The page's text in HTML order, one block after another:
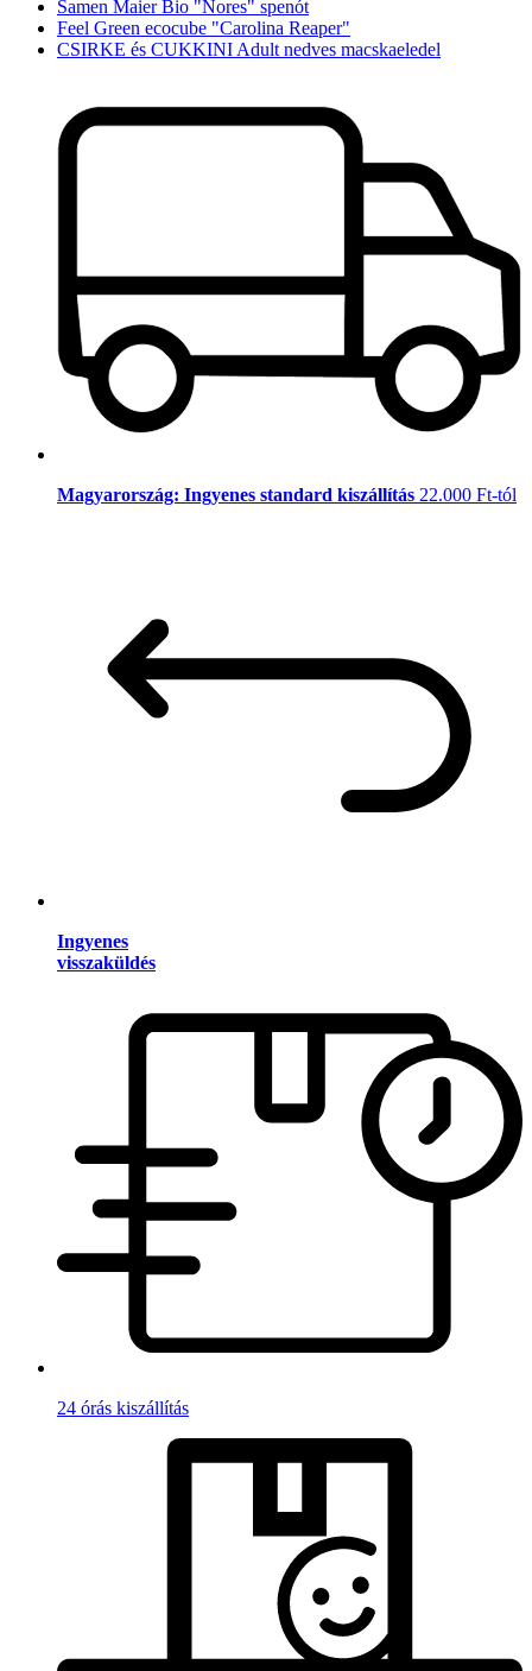
Samen Maier Bio "Nores" spenót
Feel Green ecocube "Carolina Reaper"
CSIRKE és CUKKINI Adult nedves macskaeledel
Magyarország: Ingyenes standard kiszállítás 22.000 Ft-tól
Ingyenes
visszaküldés
24 órás kiszállítás